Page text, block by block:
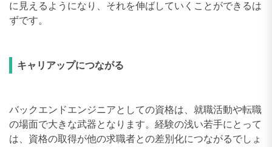
に見えるようになり、それを伸ばしていくことができるは
ずです。
キャリアップにつながる
バックエンドエンジニアとしての資格は、就職活動や転職
の場面で大きな武器となります。経験の浅い若手にとって
は、資格の取得が他の求職者との差別化につながるでしょ